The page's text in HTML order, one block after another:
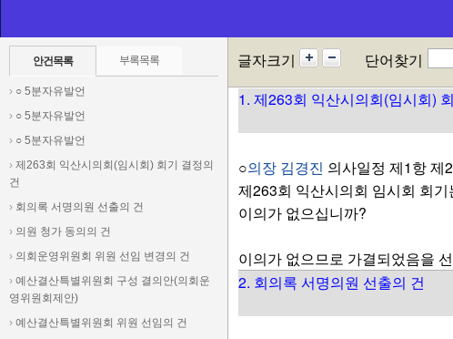
안건목록
› ○ 5분자유발언
› ○ 5분자유발언
› ○ 5분자유발언
› 제263회 익산시의회(임시회) 회기 결정의
건
› 회의록 서명의원 선출의 건
› 의원 청가 동의의 건
› 의회운영위원회 위원 선임 변경의 건
› 예산결산특별위원회 구성 결의안(의회운
영위원회제안)
› 예산결산특별위원회 위원 선임의 건
부록목록 글자크기 단어찾기
집행기관에서는 의원님들의 발
에 조치계획을 서면으로 제출하
이어서 의사일정에 들어가겠습
1. 제263회 익산시의회(임시회)
○의장 김경진 의사일정 제1항 제
제263회 익산시의회 임시회 회
이의가 없으십니까?
이의가 없으므로 가결되었음을
2. 회의록 서명의원 선출의 건